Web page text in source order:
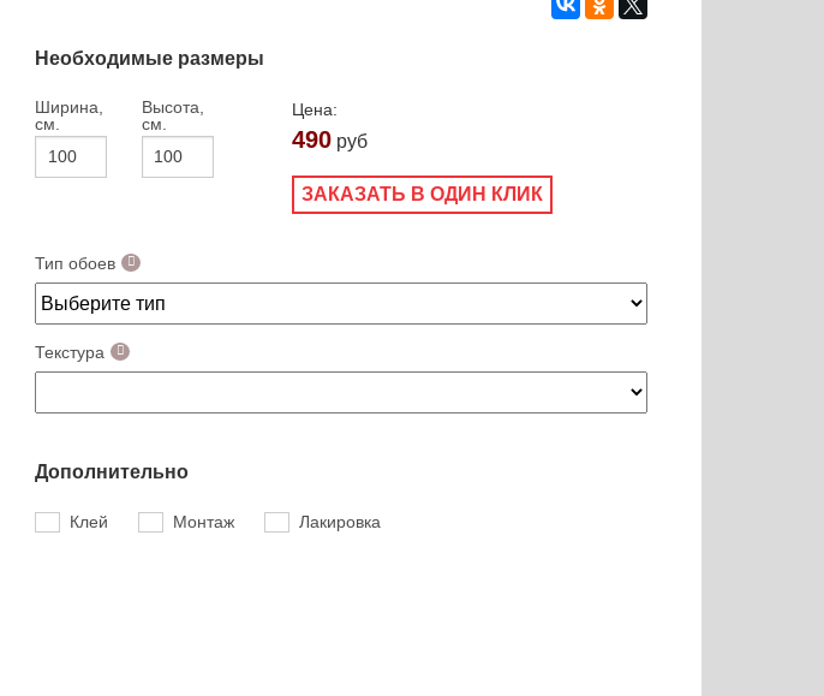
Необходимые размеры
Ширина,
см.
Высота,
см.
Цена:
490 руб
ЗАКАЗАТЬ В ОДИН КЛИК
Тип обоев
Текстура
Дополнительно
Клей Монтаж Лакировка